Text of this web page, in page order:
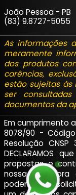
João Pessoa - PB
(83) 9.8727-5055
As informações
meramente
dos produtos
carências,
estão sujeitas
ser
documentos da
Em cumprimento
8078/90 -
Resolução
DECLARAMOS
propostas e
nossa corretora
podendo ser